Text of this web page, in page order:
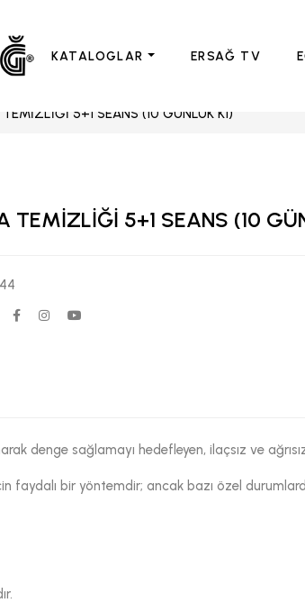
KATALOGLAR ERSAĞ TV
5+1 SEANS (10 GÜNLÜK K1)
TEMİZLİĞİ 5+1 SEANS (10
denge sağlamayı hedefleyen, ilaçsız ve
faydalı bir yöntemdir; ancak bazı özel